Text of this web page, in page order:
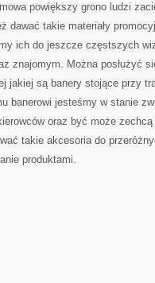
powiększy grono ludzi
dawać takie materiały
ich do jeszcze częstszych
znajomym. Można posłużyć
jakiej są banery stojące przy
banerowi jesteśmy w stanie
oraz być może
takie akcesoria do
produktami.